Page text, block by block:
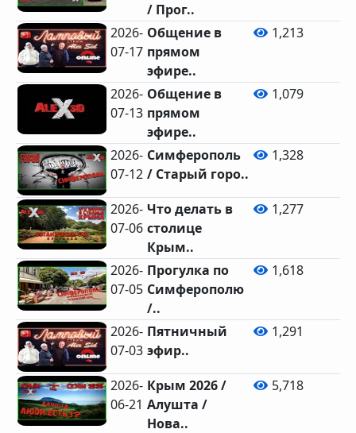
/ Прог..
2026-
07-17
Общение в
прямом
эфире..
1,213
2026-
07-13
Общение в
прямом
эфире..
1,079
2026-
07-12
Симферополь
/ Старый горо..
1,328
2026-
07-06
Что делать в
столице
Крым..
1,277
2026-
07-05
Прогулка по
Симферополю
/..
1,618
2026-
07-03
Пятничный
эфир..
1,291
2026-
06-21
Крым 2026 /
Алушта /
Нова..
5,718